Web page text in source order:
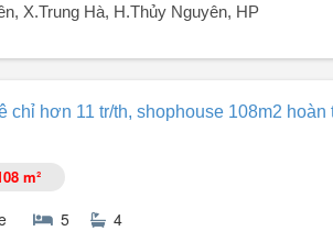
X.Trung Hà, H.Thủy Nguyên, HP
- VINHOMES VŨ YÊN (193M², THÔNG
Yên, Hải Phòng (Trục đường lớn, sầm uất,
chỗ đậu xe thoải mái.
m²).
chỉ hơn 11 tr/th, shophouse 108m2
m²
5 4